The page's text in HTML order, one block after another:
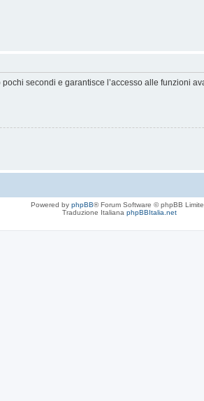
secondi e garantisce l’accesso alle funzioni
Powered by phpBB® Forum Software © phpBB
Traduzione Italiana phpBBItalia.net